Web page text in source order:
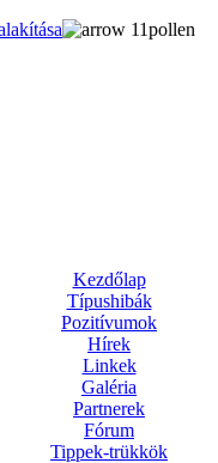
11pollen
Kezdőlap
Típushibák
Pozitívumok
Hírek
Linkek
Galéria
Partnerek
Fórum
Tippek-trükkök